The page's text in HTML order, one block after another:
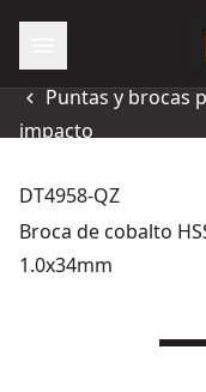
Puntas y brocas
impacto
DT4958-QZ
Broca de cobalto
1.0x34mm